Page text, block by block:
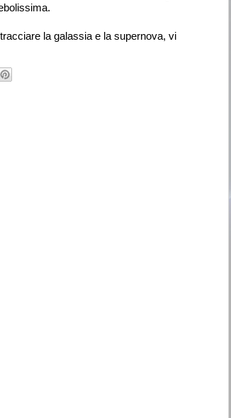
la galassia e la supernova, vi